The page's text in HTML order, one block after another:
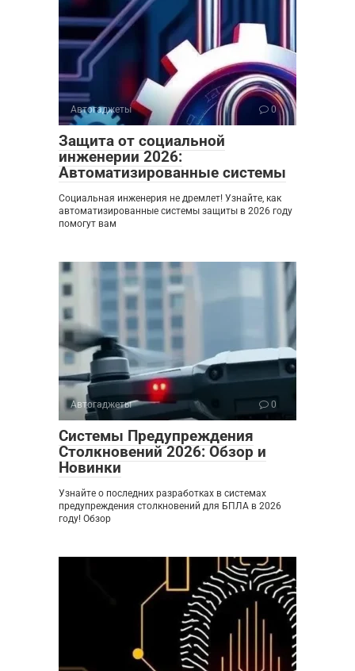
Автогаджеты 0
Защита от социальной
инженерии 2026:
Автоматизированные системы
Социальная инженерия не дремлет! Узнайте, как
автоматизированные системы защиты в 2026 году
помогут вам
Автогаджеты 0
Системы Предупреждения
Столкновений 2026: Обзор и
Новинки
Узнайте о последних разработках в системах
предупреждения столкновений для БПЛА в 2026
году! Обзор